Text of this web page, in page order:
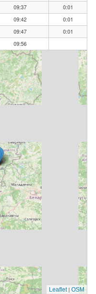
09:37 0:01
09:42 0:01
09:47 0:01
09:56
Leaflet| OSM